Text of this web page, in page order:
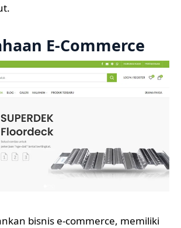
E-Commerce
bisnis e-commerce, memiliki